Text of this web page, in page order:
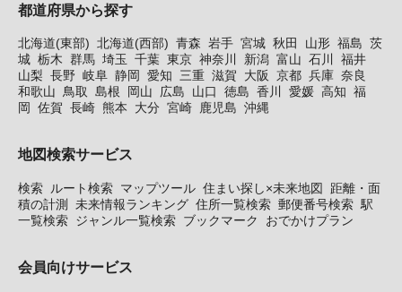
都道府県から探す
北海道(東部) 北海道(西部) 青森 岩手 宮城 秋田 山形 福島 茨
城 栃木 群馬 埼玉 千葉 東京 神奈川 新潟 富山 石川
福井
山梨 長野 岐阜 静岡 愛知 三重 滋賀 大阪 京都 兵庫 奈良
和歌山
鳥取 島根 岡山 広島 山口 徳島 香川 愛媛 高知 福
岡
佐賀 長崎 熊本 大分 宮崎 鹿児島 沖縄
地図検索サービス
検索 ルート検索 マップツール 住まい探し×未来地図
距離・面
積の計測
未来情報ランキング 住所一覧検索 郵便番号検索 駅
一覧検索 ジャンル一覧検索 ブックマーク おでかけプラン
会員向けサービス